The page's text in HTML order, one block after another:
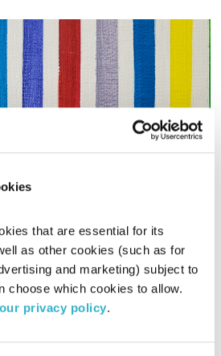
that are essential for its
as other cookies (such as for
and marketing) subject to
choose which cookies to allow.
our privacy policy.
התעוררות
גליה גלעדי
20.10.20
01:27:48
גליה גלעדי מזמינה אתכם להתעורר
מעולה בעריכתה ובהגשתה
אודיו